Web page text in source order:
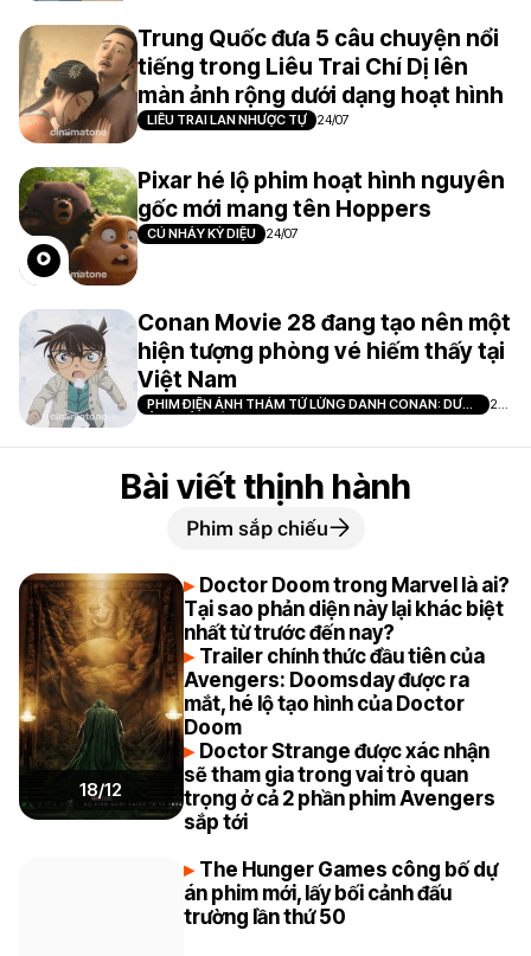
Trung Quốc đưa 5 câu chuyện nổi
tiếng trong Liêu Trai Chí Dị lên
màn ảnh rộng dưới dạng hoạt hình
LIÊU TRAI LAN NHƯỢC TỰ 24/07
Pixar hé lộ phim hoạt hình nguyên
gốc mới mang tên Hoppers
CÚ NHẢY KỲ DIỆU 24/07
Conan Movie 28 đang tạo nên một
hiện tượng phòng vé hiếm thấy tại
Việt Nam
PHIM ĐIỆN ẢNH THÁM TỬ LỪNG DANH CONAN: DƯ
ẢNH CỦA ĐỘC NHÃN
21/
Bài viết thịnh hành
Phim sắp chiếu
18/12
Doctor Doom trong Marvel là ai?
Tại sao phản diện này lại khác biệt
nhất từ trước đến nay?
Trailer chính thức đầu tiên của
Avengers: Doomsday được ra
mắt, hé lộ tạo hình của Doctor
Doom
Doctor Strange được xác nhận
sẽ tham gia trong vai trò quan
trọng ở cả 2 phần phim Avengers
sắp tới
The Hunger Games công bố dự
án phim mới, lấy bối cảnh đấu
trường lần thứ 50